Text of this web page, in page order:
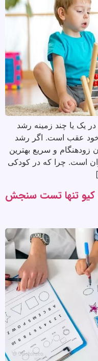
یک یا چند زمینه رشد
خود عقب است. اگر رشد
زودهنگام و سریع بهترین
است. چرا که در کودکی
تنها تست سنجش